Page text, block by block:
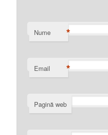
Nume *
Email *
Pagină web